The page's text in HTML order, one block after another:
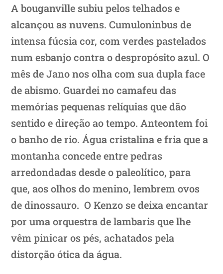
A bouganville subiu pelos telhados e
alcançou as nuvens. Cumuloninbus de
intensa fúcsia cor, com verdes pastelados
num esbanjo contra o despropósito azul. O
mês de Jano nos olha com sua dupla face
de abismo. Guardei no camafeu das
memórias pequenas relíquias que dão
sentido e direção ao tempo. Anteontem foi
o banho de rio. Água cristalina e fria que a
montanha concede entre pedras
arredondadas desde o paleolítico, para
que, aos olhos do menino, lembrem ovos
de dinossauro. O Kenzo se deixa encantar
por uma orquestra de lambaris que lhe
vêm pinicar os pés, achatados pela
distorção ótica da água.